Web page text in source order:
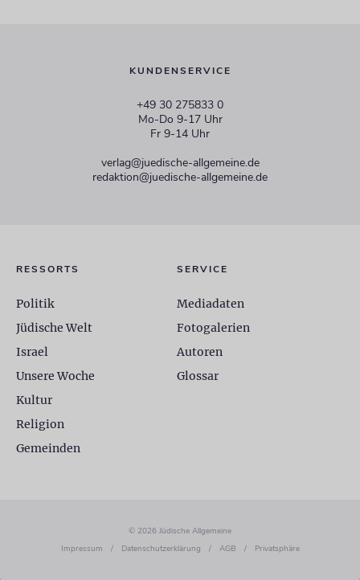
KUNDENSERVICE
+49 30 275833 0
Mo-Do 9-17 Uhr
Fr 9-14 Uhr
verlag@juedische-allgemeine.de
redaktion@juedische-allgemeine.de
RESSORTS
Politik
Jüdische Welt
Israel
Unsere Woche
Kultur
Religion
Gemeinden
SERVICE
Mediadaten
Fotogalerien
Autoren
Glossar
© 2026 Jüdische Allgemeine
Impressum
/ Datenschutzerklärung / AGB / Privatsphäre